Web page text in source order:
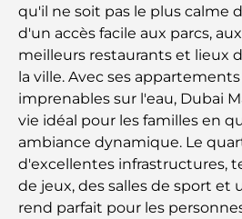
le shopping et les loisirs
Que faire au DIFC :
dynamique de Dubaï
Cartes de crédit aux
complet pour dépenser
Hôpital du DIFC : des soins
mondiale à Dubaï
qu'il ne soit pas le plus calme
d'un accès facile aux parcs,
meilleurs restaurants et lieux
la ville. Avec ses
imprenables sur l'eau, Dubai
vie idéal pour les familles en
ambiance dynamique. Le
d'excellentes infrastructures,
de jeux, des salles de sport et
rend parfait pour les